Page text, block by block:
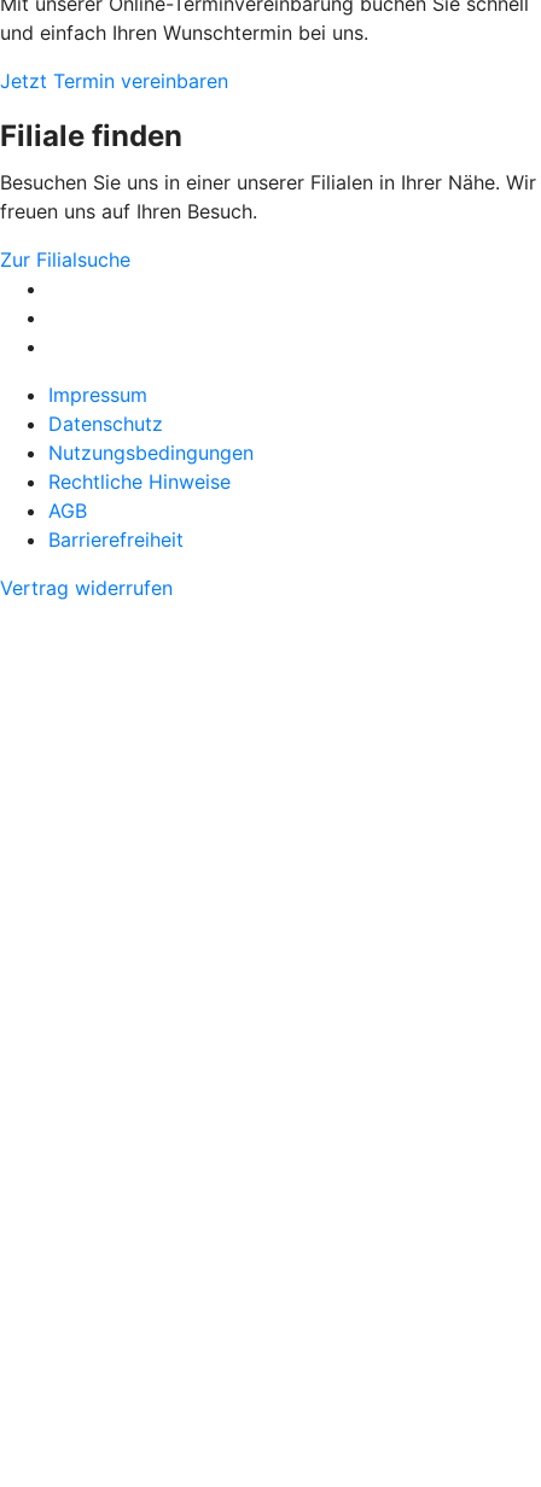
und einfach Ihren Wunschtermin bei uns.
Jetzt Termin vereinbaren
Filiale finden
Besuchen Sie uns in einer unserer Filialen in Ihrer Nähe. Wir
freuen uns auf Ihren Besuch.
Zur Filialsuche
Impressum
Datenschutz
Nutzungsbedingungen
Rechtliche Hinweise
AGB
Barrierefreiheit
Vertrag widerrufen